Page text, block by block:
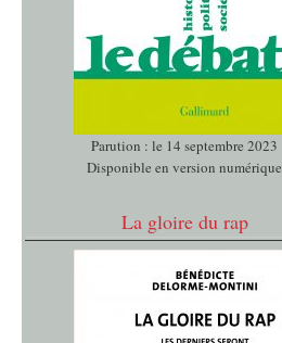
Parution : le 14 septembre 2023
Disponible en version numérique
La gloire du rap